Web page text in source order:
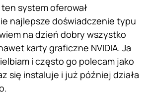
system oferował
najlepsze doświadczenie typu
na dzień dobry wszystko
karty graficzne NVIDIA. Ja
i często go polecam jako
się instaluje i już później działa